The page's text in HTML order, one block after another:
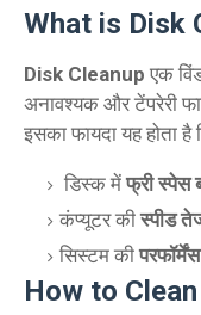
What is Disk
Disk Cleanup एक
अनावश्यक और टेंपरेरी
इसका फायदा यह होता है
डिस्क मेंफ्री स्पेस
कंप्यूटर कीस्पीड
सिस्टम की
How to